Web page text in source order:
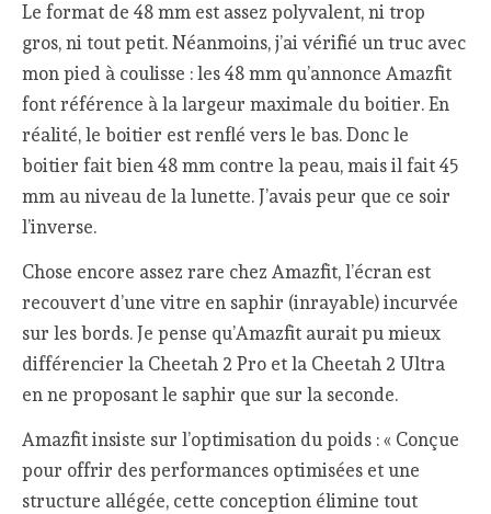
Le format de 48 mm est assez polyvalent, ni trop
gros, ni tout petit. Néanmoins, j’ai vérifié un truc avec
mon pied à coulisse : les 48 mm qu’annonce Amazfit
font référence à la largeur maximale du boitier. En
réalité, le boitier est renflé vers le bas. Donc le
boitier fait bien 48 mm contre la peau, mais il fait 45
mm au niveau de la lunette. J’avais peur que ce soir
l’inverse.
Chose encore assez rare chez Amazfit, l’écran est
recouvert d’une vitre en saphir (inrayable) incurvée
sur les bords. Je pense qu’Amazfit aurait pu mieux
différencier la Cheetah 2 Pro et la Cheetah 2 Ultra
en ne proposant le saphir que sur la seconde.
Amazfit insiste sur l’optimisation du poids : « Conçue
pour offrir des performances optimisées et une
structure allégée, cette conception élimine tout